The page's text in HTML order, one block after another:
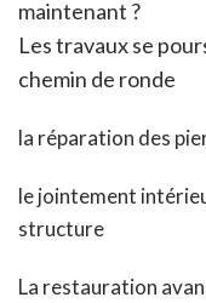
maintenant ?
Les travaux se
chemin de ronde
la réparation des
le jointement
structure
La restauration